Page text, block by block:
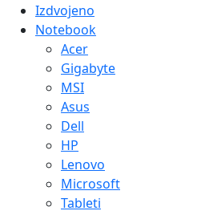
Izdvojeno
Notebook
Acer
Gigabyte
MSI
Asus
Dell
HP
Lenovo
Microsoft
Tableti